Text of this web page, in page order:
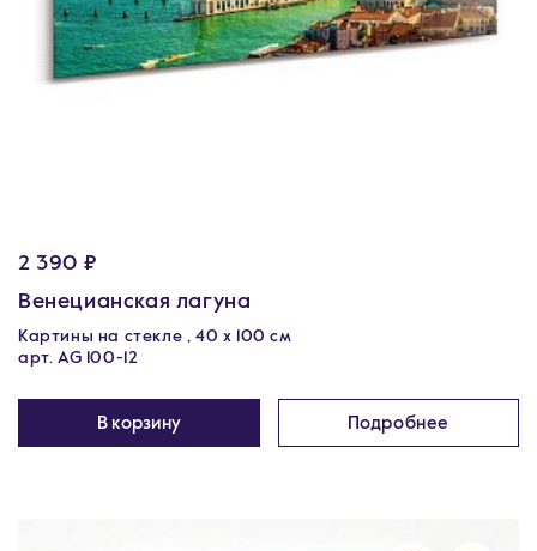
2 390 ₽
Венецианская лагуна
Картины на стекле , 40 x 100 см
арт. AG 100-12
В корзину Подробнее